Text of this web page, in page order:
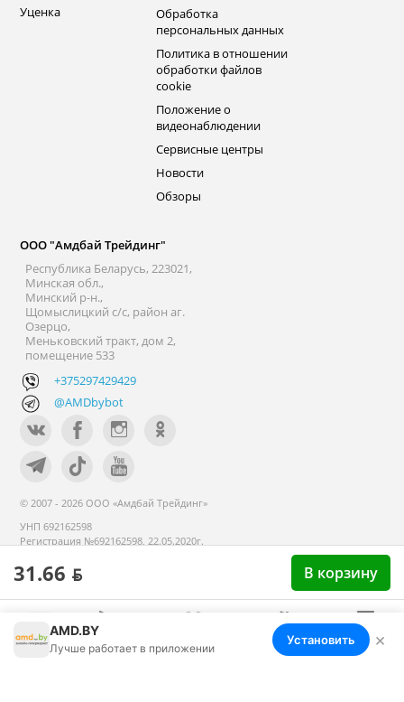
Меню Корзина Избранное Сравнение Войти
31.66 ƃ В корзину
Уценка
Обработка
персональных данных
Политика в отношении
обработки файлов
cookie
Положение о
видеонаблюдении
Сервисные центры
Новости
Обзоры
ООО "Амдбай Трейдинг"
Республика Беларусь, 223021,
Минская обл.,
Минский р-н.,
Щомыслицкий с/с, район аг.
Озерцо,
Меньковский тракт, дом 2,
помещение 533
+375297429429
@AMDbybot
© 2007 - 2026 ООО «Амдбай Трейдинг»
УНП 692162598
Регистрация №692162598, 22.05.2020г.
реестре с 14 сентября 2020г.
Номер телефона работников местных исполнительных и
AMD.BY
Лучше работает в приложении
Установить ×